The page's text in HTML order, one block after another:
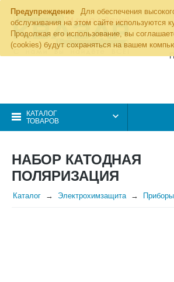
Предупреждение
Для обеспечения
обслуживания на этом сайте используются
Продолжая его использование, вы
(cookies) будут сохраняться на вашем
КАТАЛОГ
ТОВАРОВ
НАБОР КАТОДНАЯ
ПОЛЯРИЗАЦИЯ
Каталог Электрохимзащита